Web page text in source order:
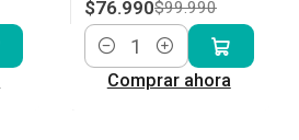
$76.990$99.990
Cantidad
Comprar ahora